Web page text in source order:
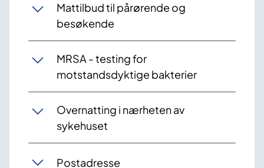
Mattilbud til pårørende og
besøkende
MRSA - testing for
motstandsdyktige bakterier
Overnatting i nærheten av
sykehuset
Postadresse